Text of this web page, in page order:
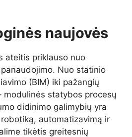
naujovės
ateitis priklauso nuo
Nuo statinio
(BIM) iki pažangių
modulinės statybos procesų
didinimo galimybių yra
automatizavimą ir
tikėtis greitesnių